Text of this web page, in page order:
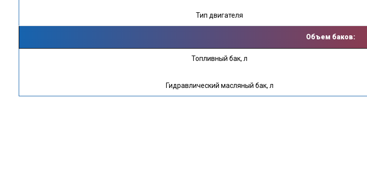
Тип двигателя
Объем баков:
Топливный бак, л
Гидравлический масляный бак, л